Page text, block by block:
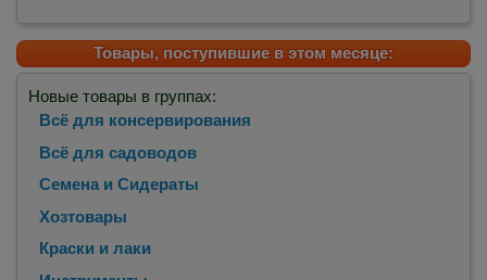
Товары, поступившие в этом месяце:
Новые товары в группах:
Всё для консервирования
Всё для садоводов
Семена и Сидераты
Хозтовары
Краски и лаки